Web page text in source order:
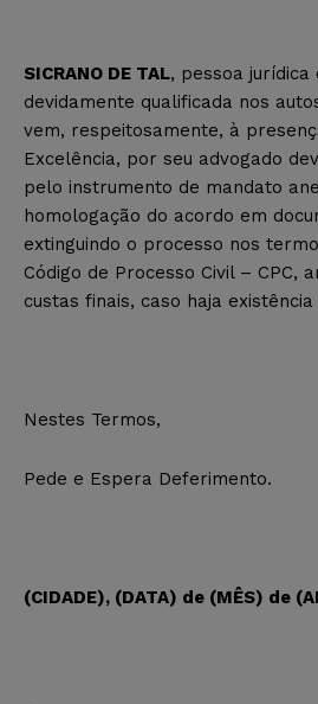
SICRANO DE TAL, pessoa jurídica
devidamente qualificada nos
vem, respeitosamente, à
Excelência, por seu advogado
pelo instrumento de mandato
homologação do acordo em
extinguindo o processo nos
Código de Processo Civil – CPC,
custas finais, caso haja
Nestes Termos,
Pede e Espera Deferimento.
(CIDADE), (DATA) de (MÊS) de